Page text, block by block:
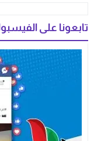
تابعونا على